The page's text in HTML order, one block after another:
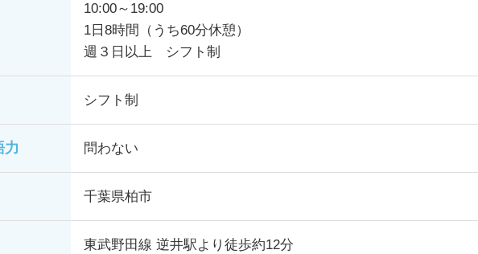
10:00～19:00
1日8時間（うち60分休憩）
週３日以上 シフト制
シフト制
力 問わない
千葉県柏市
東武野田線 逆井駅より徒歩約12分